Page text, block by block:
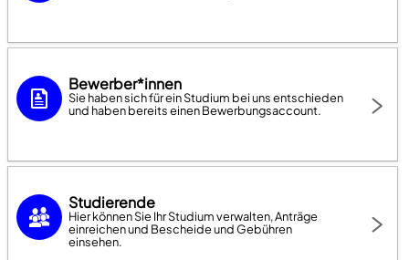
Bewerber*innen
Sie haben sich für ein Studium bei uns entschieden
und haben bereits einen Bewerbungsaccount.
Studierende
Hier können Sie Ihr Studium verwalten, Anträge
einreichen und Bescheide und Gebühren
einsehen.